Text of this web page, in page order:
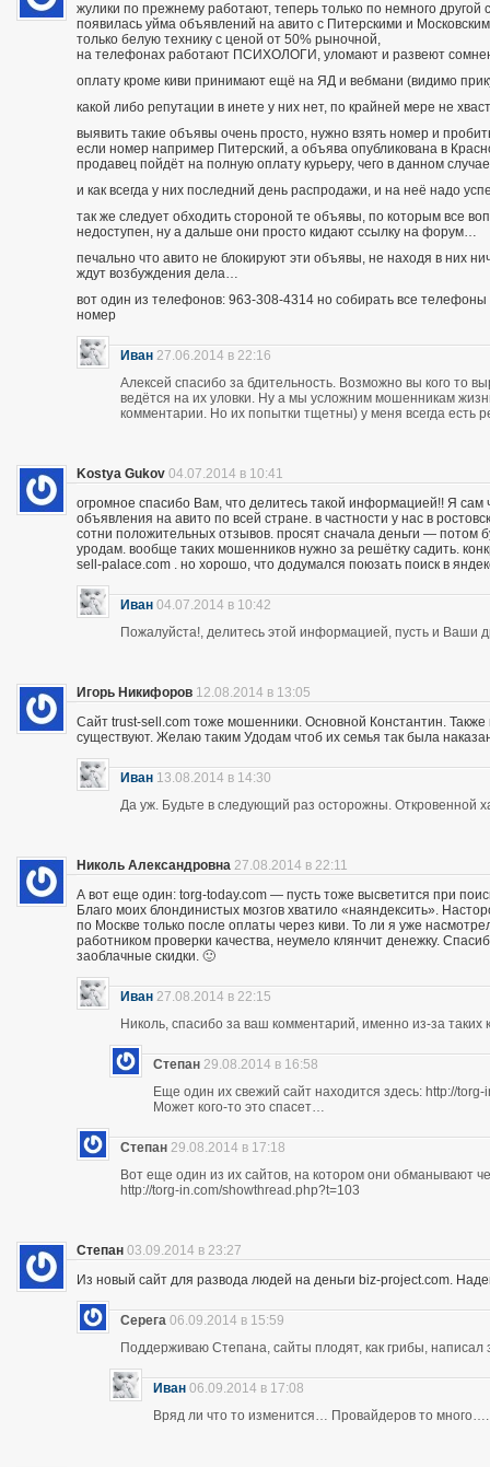
жулики по прежнему работают, теперь только по немного другой
появилась уйма объявлений на авито с Питерскими и
только белую технику с ценой от 50% рыночной,
на телефонах работают ПСИХОЛОГИ, уломают и развеют
оплату кроме киви принимают ещё на ЯД и вебмани (видимо
какой либо репутации в инете у них нет, по крайней мере не
выявить такие объявы очень просто, нужно взять номер и
если номер например Питерский, а объява опубликована в
продавец пойдёт на полную оплату курьеру, чего в данном
и как всегда у них последний день распродажи, и на неё надо
так же следует обходить стороной те объявы, по которым все
недоступен, ну а дальше они просто кидают ссылку на форум…
печально что авито не блокируют эти объявы, не находя в них
ждут возбуждения дела…
вот один из телефонов: 963-308-4314 но собирать все
номер
Иван 27.06.2014 в 22:16
Алексей спасибо за бдительность. Возможно вы кого то
ведётся на их уловки. Ну а мы усложним мошенникам
комментарии. Но их попытки тщетны) у меня всегда есть
Kostya Gukov 04.07.2014 в 10:41
огромное спасибо Вам, что делитесь такой информацией!! Я
объявления на авито по всей стране. в частности у нас в
сотни положительных отзывов. просят сначала деньги — потом
уродам. вообще таких мошенников нужно за решётку садить.
sell-palace.com . но хорошо, что додумался поюзать поиск в
Иван 04.07.2014 в 10:42
Пожалуйста!, делитесь этой информацией, пусть и Ваши
Игорь Никифоров 12.08.2014 в 13:05
Сайт trust-sell.com тоже мошенники. Основной Константин.
существуют. Желаю таким Удодам чтоб их семья так была
Иван 13.08.2014 в 14:30
Да уж. Будьте в следующий раз осторожны. Откровенной
Николь Александровна 27.08.2014 в 22:11
А вот еще один: torg-today.com — пусть тоже высветится при
Благо моих блондинистых мозгов хватило «наяндексить».
по Москве только после оплаты через киви. То ли я уже
работником проверки качества, неумело клянчит денежку.
заоблачные скидки. 🙂
Иван 27.08.2014 в 22:15
Николь, спасибо за ваш комментарий, именно из-за
Степан 29.08.2014 в 16:58
Еще один их свежий сайт находится здесь: http://
Может кого-то это спасет…
Степан 29.08.2014 в 17:18
Вот еще один из их сайтов, на котором они обманывают
http://torg-in.com/showthread.php?t=103
Степан 03.09.2014 в 23:27
Из новый сайт для развода людей на деньги biz-project.com.
Серега 06.09.2014 в 15:59
Поддерживаю Степана, сайты плодят, как грибы,
Иван 06.09.2014 в 17:08
Вряд ли что то изменится… Провайдеров то много….